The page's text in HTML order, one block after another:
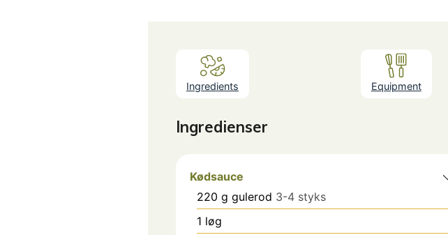
Ingredients Equipment
Ingredienser
Kødsauce
220 g gulerod 3-4 styks
1 løg